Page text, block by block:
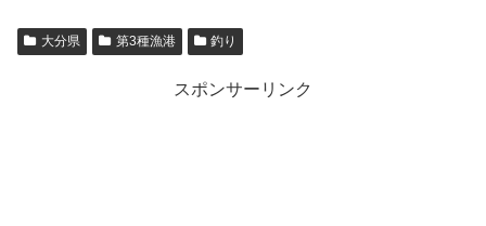
大分県 第3種漁港 釣り
スポンサーリンク